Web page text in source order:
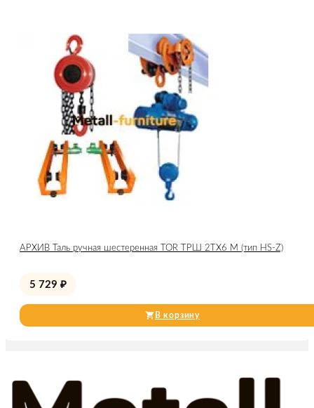
АРХИВ Таль ручная шестеренная TOR ТРШ 2ТХ6 М (тип HS-Z)
5 729 ₽
В корзину